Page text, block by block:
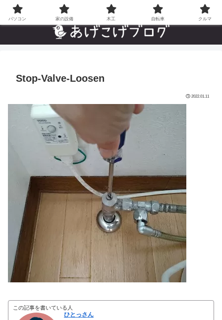
自分でやった”あんなことやこんなこと”の趣味ブログ
Stop-Valve-Loosen
2022.01.11
この記事を書いている人
ひとっさん
パソコン 家の設備 木工 自転車 クルマ